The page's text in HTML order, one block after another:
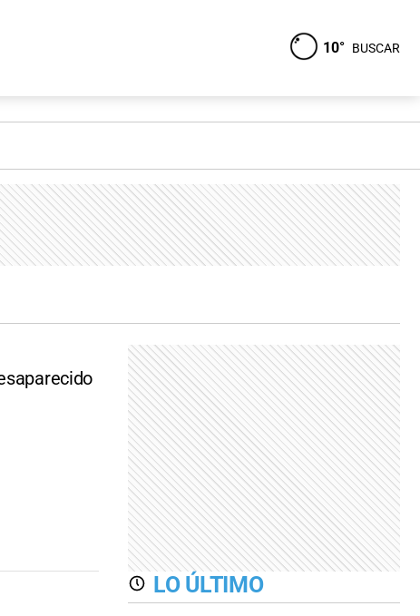
10° BUSCAR
LO ÚLTIMO